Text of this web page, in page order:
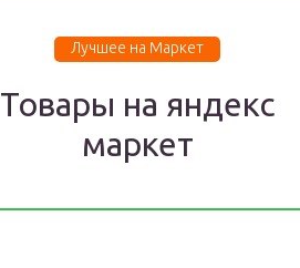
Лучшее на Маркет
Товары на яндекс
маркет